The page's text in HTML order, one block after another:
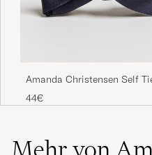
Amanda Christensen Self
Ceremony Navy
44€